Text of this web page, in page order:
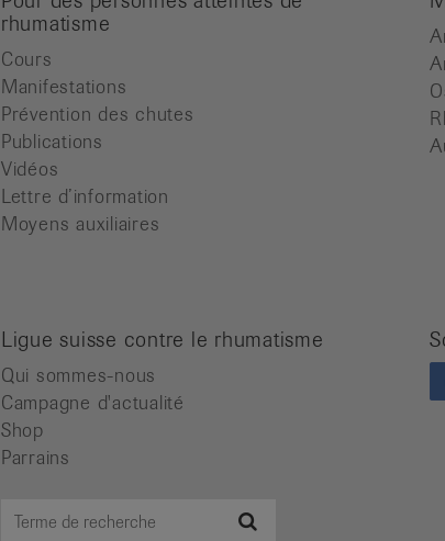
rhumatisme
Cours
Manifestations
Prévention des chutes
Publications
Vidéos
Lettre d’information
Moyens auxiliaires
Ligue suisse contre le rhumatisme
Qui sommes-nous
Campagne d'actualité
Shop
Parrains
Terme